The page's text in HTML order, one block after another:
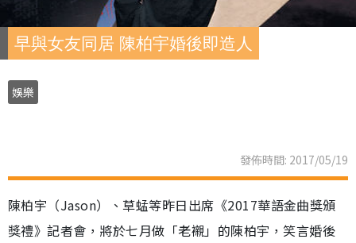
早與女友同居 陳柏宇婚後即造人
娛樂
發佈時間: 2017/05/19
陳柏宇（Jason）、草蜢等昨日出席《2017華語金曲獎頒
獎禮》記者會，將於七月做「老襯」的陳柏宇，笑言婚後